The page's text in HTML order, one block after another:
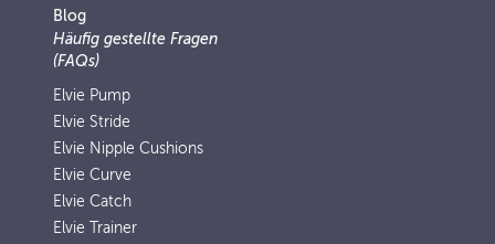
Blog
Häufig gestellte Fragen
(FAQs)
Elvie Pump
Elvie Stride
Elvie Nipple Cushions
Elvie Curve
Elvie Catch
Elvie Trainer